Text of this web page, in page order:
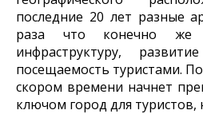
последние 20 лет разные
раза что конечно же
инфраструктуру,
посещаемость туристами.
скором времени начнет
ключом город для туристов,